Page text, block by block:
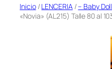
SaltarInicio/LENCERIA/– Baby
«Novia» (AL215) Talle 80 al